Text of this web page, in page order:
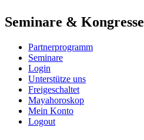
Seminare & Kongresse
Partnerprogramm
Seminare
Login
Unterstütze uns
Freigeschaltet
Mayahoroskop
Mein Konto
Logout